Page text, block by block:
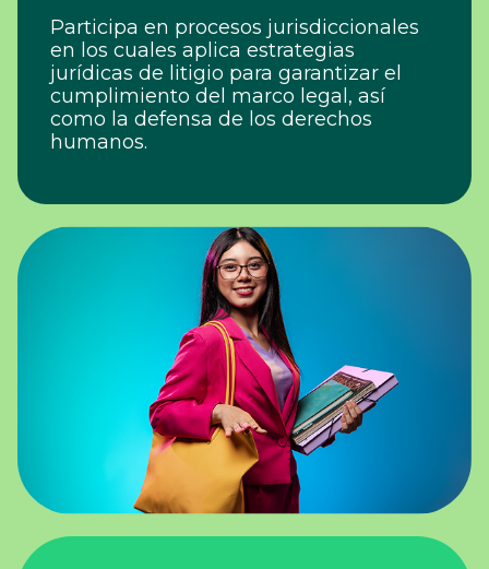
Participa en procesos jurisdiccionales
en los cuales aplica estrategias
jurídicas de litigio para garantizar el
cumplimiento del marco legal, así
como la defensa de los derechos
humanos.